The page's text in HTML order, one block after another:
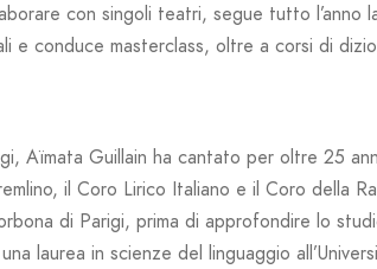
con singoli teatri, segue tutto l’anno
e conduce masterclass, oltre a corsi di
Aïmata Guillain ha cantato per oltre 25
il Coro Lirico Italiano e il Coro della
di Parigi, prima di approfondire lo
laurea in scienze del linguaggio